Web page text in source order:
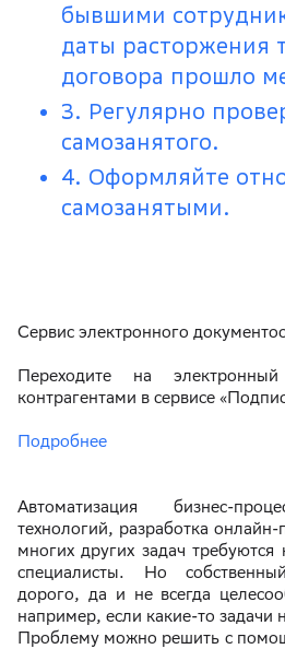
бывшими
даты расторжения
договора прошло
3. Регулярно
самозанятого.
4. Оформляйте
самозанятыми.
Сервис электронного
Переходите на
контрагентами в сервисе
Подробнее
Автоматизация бизнес-
технологий, разработка
многих других задач
специалисты. Но
дорого, да и не всегда
например, если какие-то задачи
Проблему можно решить с